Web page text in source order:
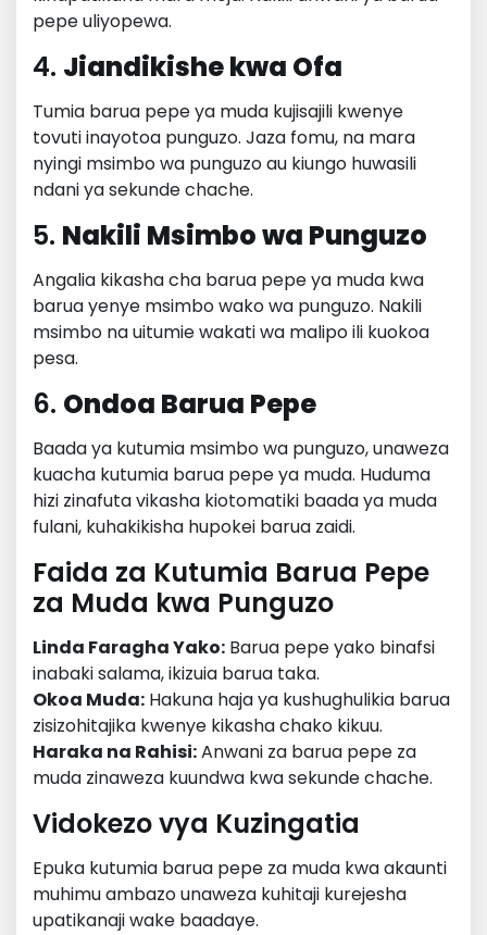
pepe uliyopewa.
4. Jiandikishe kwa Ofa
Tumia barua pepe ya muda kujisajili kwenye
tovuti inayotoa punguzo. Jaza fomu, na mara
nyingi msimbo wa punguzo au kiungo huwasili
ndani ya sekunde chache.
5. Nakili Msimbo wa Punguzo
Angalia kikasha cha barua pepe ya muda kwa
barua yenye msimbo wako wa punguzo. Nakili
msimbo na uitumie wakati wa malipo ili kuokoa
pesa.
6. Ondoa Barua Pepe
Baada ya kutumia msimbo wa punguzo, unaweza
kuacha kutumia barua pepe ya muda. Huduma
hizi zinafuta vikasha kiotomatiki baada ya muda
fulani, kuhakikisha hupokei barua zaidi.
Faida za Kutumia Barua Pepe
za Muda kwa Punguzo
Linda Faragha Yako: Barua pepe yako binafsi
inabaki salama, ikizuia barua taka.
Okoa Muda: Hakuna haja ya kushughulikia barua
zisizohitajika kwenye kikasha chako kikuu.
Haraka na Rahisi:Anwani za barua pepe za
muda zinaweza kuundwa kwa sekunde chache.
Vidokezo vya Kuzingatia
Epuka kutumia barua pepe za muda kwa akaunti
muhimu ambazo unaweza kuhitaji kurejesha
upatikanaji wake baadaye.